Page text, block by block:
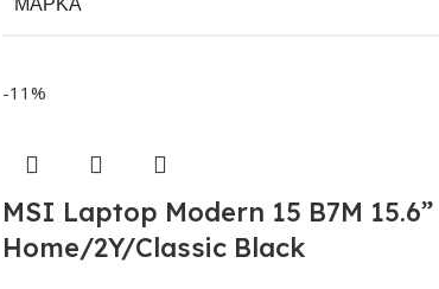
-11%
MSI Laptop Modern 15 B7M
Home/2Y/Classic Black